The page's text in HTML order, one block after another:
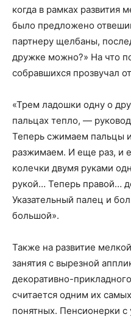
когда в рамках развития
было предложено
партнеру щелбаны,
дружке можно?» На что
собравшихся прозвучал
«Трем ладошки одну о
пальцах тепло, —
Теперь сжимаем пальцы
разжимаем. И еще раз, и
колечки двумя руками
рукой… Теперь правой…
Указательный палец и
большой».
Также на развитие
занятия с вырезной
декоративно-
считается одним их
понятных. Пенсионерки с